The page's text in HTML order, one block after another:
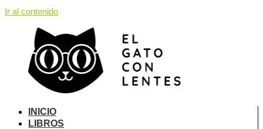
Ir al contenido
INICIO
LIBROS